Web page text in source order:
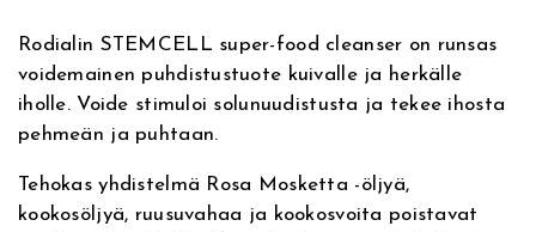
n
e
n
h
i
n
a
M
C
E
L
t
i
v
Rodialin STEMCELL super-food cleanser on runsas
voidemainen puhdistustuote kuivalle ja herkälle
iholle. Voide stimuloi solunuudistusta ja tekee ihosta
pehmeän ja puhtaan.
Tehokas yhdistelmä Rosa Mosketta -öljyä,
kookosöljyä, ruusuvahaa ja kookosvoita poistavat